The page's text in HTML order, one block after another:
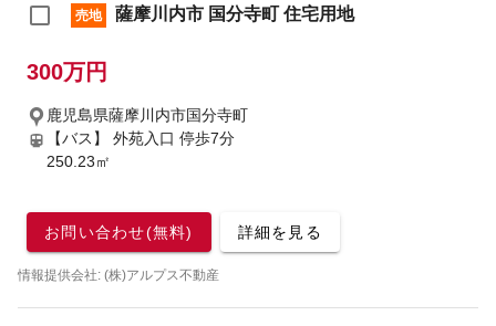
売地 薩摩川内市 国分寺町 住宅用地
300万円
鹿児島県薩摩川内市国分寺町
【バス】 外苑入口 停歩7分
250.23㎡
お問い合わせ(無料) 詳細を見る
情報提供会社: (株)アルプス不動産